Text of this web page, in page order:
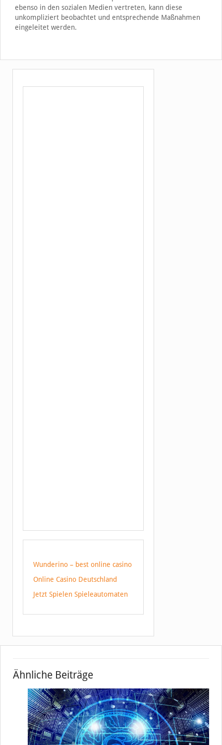
ebenso in den sozialen Medien vertreten, kann diese
unkompliziert beobachtet und entsprechende Maßnahmen
eingeleitet werden.
Wunderino – best online casino
Online Casino Deutschland
Jetzt Spielen Spieleautomaten
Ähnliche Beiträge